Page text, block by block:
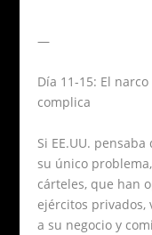
—
Día 11-15: El
complica
Si EE.UU.
su único
cárteles, que han
ejércitos privados,
a su negocio y